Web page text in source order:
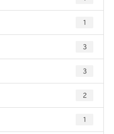
1
3
3
2
1